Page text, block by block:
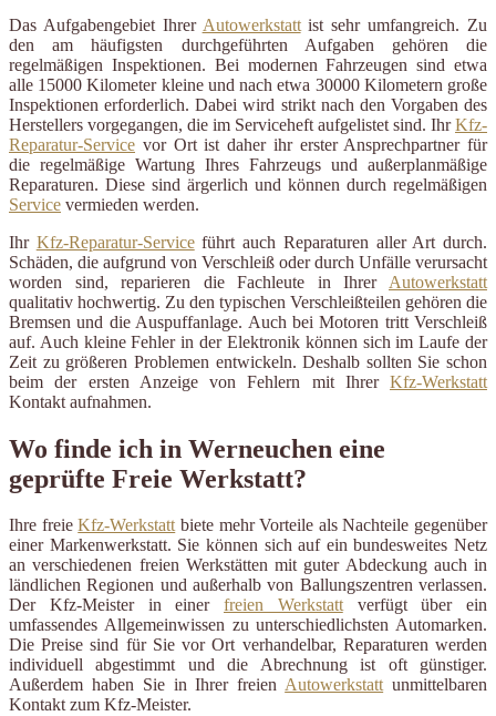
Das Aufgabengebiet Ihrer Autowerkstattist sehr umfangreich. Zu
den am häufigsten durchgeführten Aufgaben gehören die
regelmäßigen Inspektionen. Bei modernen Fahrzeugen sind etwa
alle 15000 Kilometer kleine und nach etwa 30000 Kilometern große
Inspektionen erforderlich. Dabei wird strikt nach den Vorgaben des
Herstellers vorgegangen, die im Serviceheft aufgelistet sind. IhrKfz-
Reparatur-Service vor Ort ist daher ihr erster Ansprechpartner für
die regelmäßige Wartung Ihres Fahrzeugs und außerplanmäßige
Reparaturen. Diese sind ärgerlich und können durch regelmäßigen
Service vermieden werden.
Ihr Kfz-Reparatur-Serviceführt auch Reparaturen aller Art durch.
Schäden, die aufgrund von Verschleiß oder durch Unfälle verursacht
worden sind, reparieren die Fachleute in Ihrer Autowerkstatt
qualitativ hochwertig. Zu den typischen Verschleißteilen gehören die
Bremsen und die Auspuffanlage. Auch bei Motoren tritt Verschleiß
auf. Auch kleine Fehler in der Elektronik können sich im Laufe der
Zeit zu größeren Problemen entwickeln. Deshalb sollten Sie schon
beim der ersten Anzeige von Fehlern mit Ihrer Kfz-Werkstatt
Kontakt aufnahmen.
Wo finde ich in Werneuchen eine
geprüfte Freie Werkstatt?
Ihre freieKfz-Werkstattbiete mehr Vorteile als Nachteile gegenüber
einer Markenwerkstatt. Sie können sich auf ein bundesweites Netz
an verschiedenen freien Werkstätten mit guter Abdeckung auch in
ländlichen Regionen und außerhalb von Ballungszentren verlassen.
Der Kfz-Meister in einer freien Werkstattverfügt über ein
umfassendes Allgemeinwissen zu unterschiedlichsten Automarken.
Die Preise sind für Sie vor Ort verhandelbar, Reparaturen werden
individuell abgestimmt und die Abrechnung ist oft günstiger.
Außerdem haben Sie in Ihrer freienAutowerkstattunmittelbaren
Kontakt zum Kfz-Meister.